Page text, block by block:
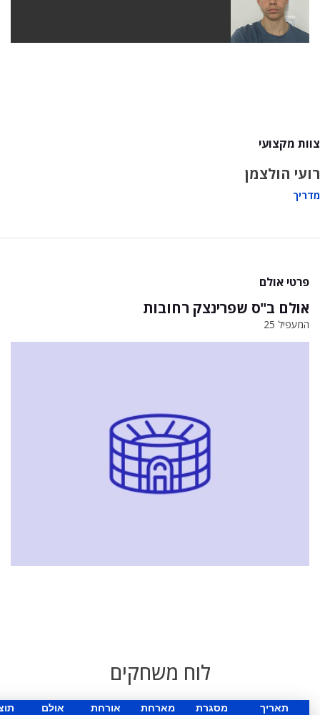
צוות מקצועי
רועי הולצמן
מדריך
פרטי אולם
אולם ב"ס שפרינצק רחובות
המעפיל 25
לוח משחקים
תאריך מסגרת מארחת אורחת אולם